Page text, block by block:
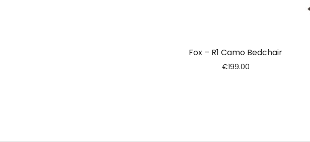
Fox – R1 Camo Bedchair
€199.00